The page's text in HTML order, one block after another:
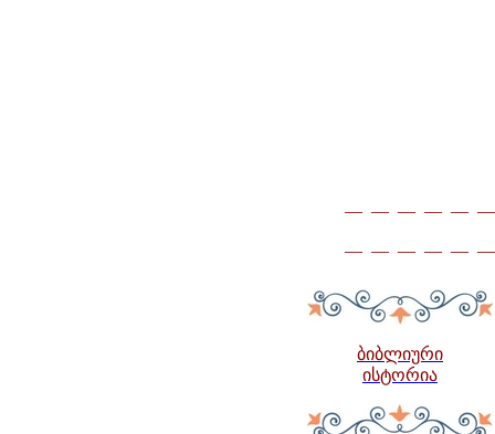
— — — — —
— — — — —
ბიბლიური
ისტორია